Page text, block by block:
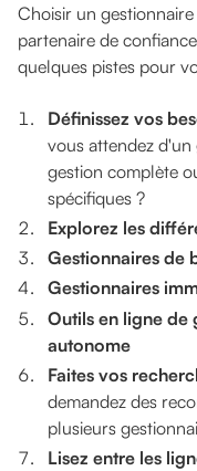
Choisir un
partenaire de
quelques pistes pour
Définissez vos
vous attendez
gestion complète
spécifiques ?
Explorez les
Gestionnaires de
Gestionnaires
Outils en ligne de
autonome
Faites vos
demandez des
plusieurs
Lisez entre les